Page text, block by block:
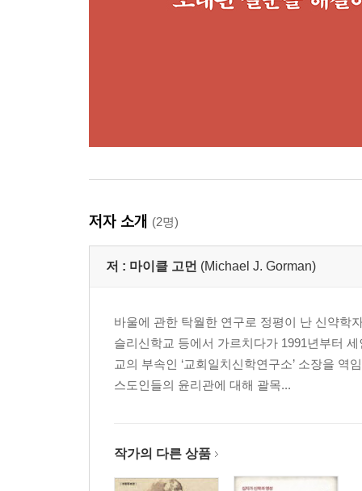
저자 소개 (2명)
저 : 마이클 고먼 (Michael J. Gorman)
바울에 관한 탁월한 연구로 정평이 난 신약학
슬리신학교 등에서 가르치다가 1991년부터
교의 부속인 ‘교회일치신학연구소’ 소장을
스도인들의 윤리관에 대해 괄목...
작가의 다른 상품